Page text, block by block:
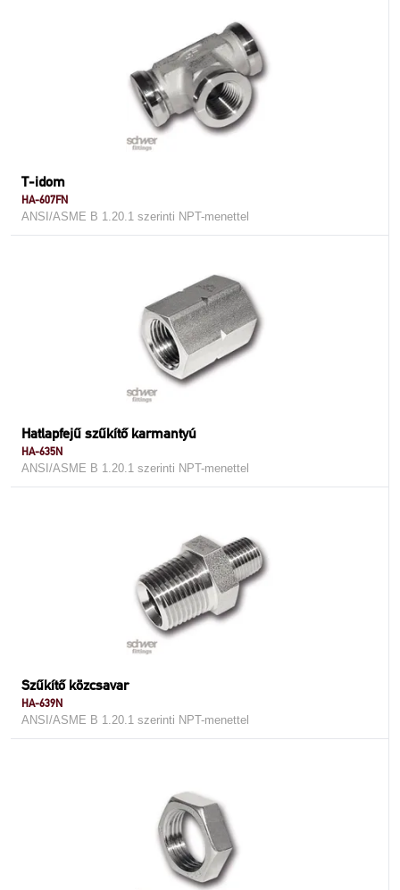
T-idom
HA-607FN
ANSI/ASME B 1.20.1 szerinti NPT-menettel
Hatlapfejű szűkítő karmantyú
HA-635N
ANSI/ASME B 1.20.1 szerinti NPT-menettel
Szűkítő közcsavar
HA-639N
ANSI/ASME B 1.20.1 szerinti NPT-menettel